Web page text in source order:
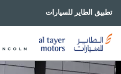
تطبيق الطاير للسيارات